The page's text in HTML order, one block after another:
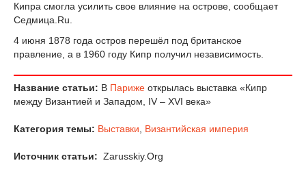
Кипра смогла усилить свое влияние на острове, сообщает
Седмица.Ru.
4 июня 1878 года остров перешёл под британское
правление, а в 1960 году Кипр получил независимость.
Название статьи: В Париже открылась выставка «Кипр
между Византией и Западом, IV – XVI века»
Категория темы: Выставки Византийская империя
Источник статьи: Zarusskiy.Org